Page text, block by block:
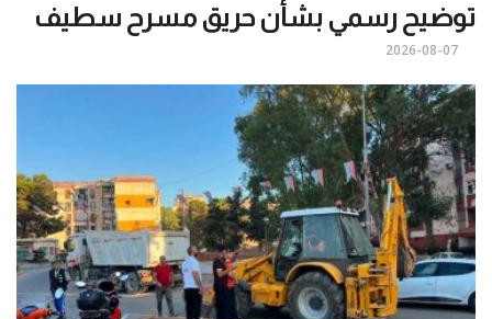
توضيح رسمي بشأن حريق مسرح سطيف
2026-08-07